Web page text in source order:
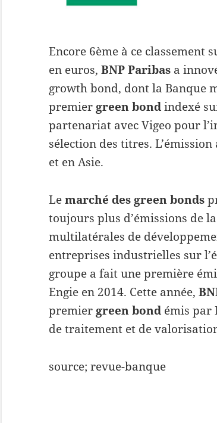
Encore 6ème à ce classement
en euros,BNP Paribas a
growth bond, dont la Banque
premier green bondindexé
partenariat avec Vigeo pour
sélection des titres.
et en Asie.
Lemarché des green bonds
toujours plus d’émissions de
multilatérales de
entreprises industrielles sur
groupe a fait une première
Engie en 2014. Cette année,
premier green bond émis par
de traitement et de
source; revue-banque